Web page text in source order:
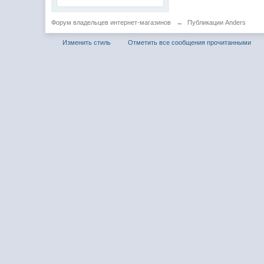
Форум владельцев интернет-магазинов → Публикации Anders
Изменить стиль Отметить все сообщения прочитанными